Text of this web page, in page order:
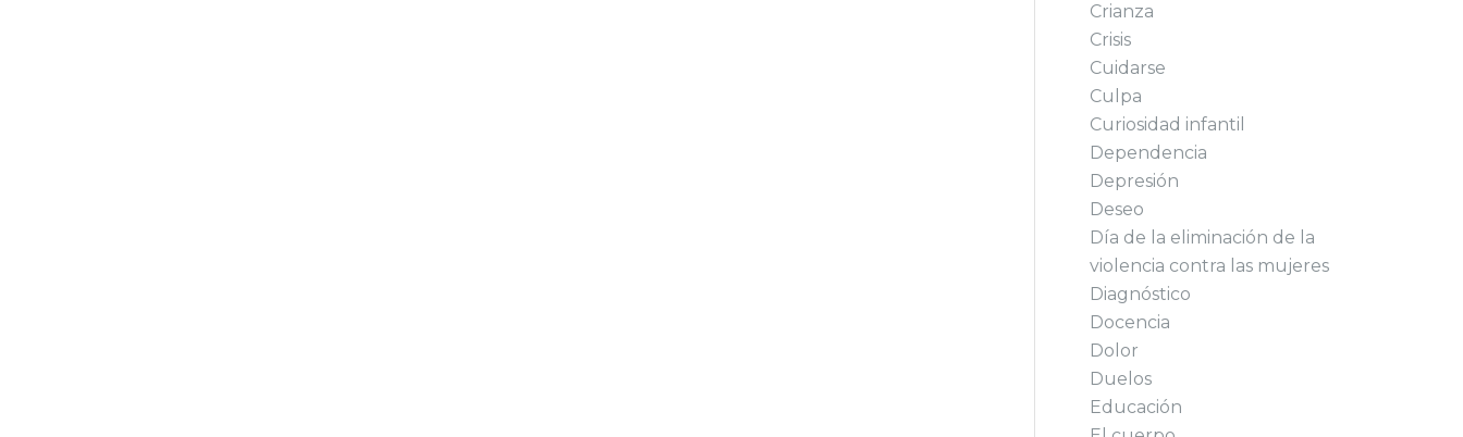
Crianza
Crisis
Cuidarse
Culpa
Curiosidad infantil
Dependencia
Depresión
Deseo
Día de la eliminación de la
violencia contra las mujeres
Diagnóstico
Docencia
Dolor
Duelos
Educación